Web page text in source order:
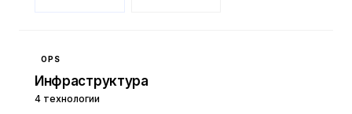
OPS
Инфраструктура
4 технологии